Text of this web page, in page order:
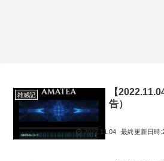
雑感記
【
告）
2022.11.04
最終更新日時